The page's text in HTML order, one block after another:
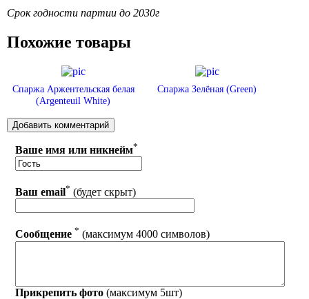
Срок годности партии до 2030г
Похожие товары
Спаржа Аржентельская белая
(Argenteuil White)
Спаржа Зелёная (Green)
Ваше имя или никнейм*
Ваш email* (будет скрыт)
Сообщение * (максимум 4000 символов)
Прикрепить фото (максимум 5шт)